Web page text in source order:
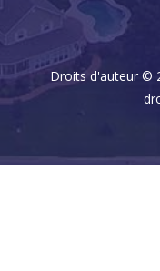
Droits d'auteur ©